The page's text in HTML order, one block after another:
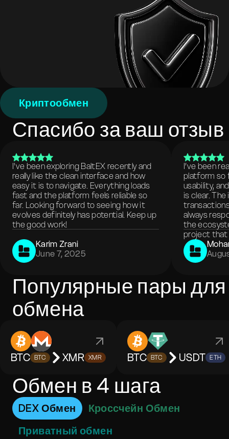
Криптообмен
Спасибо за ваш отзыв
I've been exploring BaltEX recently and
really like the clean interface and how
easy it is to navigate. Everything loads
fast and the platform feels reliable so
far. Looking forward to seeing how it
evolves definitely has potential. Keep up
the good work!
Karim Zrani
June 7, 2025
I’ve been
platform so
usability,
is clear.
always
the
project that
Популярные пары для
обмена
BTC BTC XMR XMR BTC BTC USDT ETH
Обмен в 4 шага
DEX Обмен
Кроссчейн Обмен
Приватный обмен